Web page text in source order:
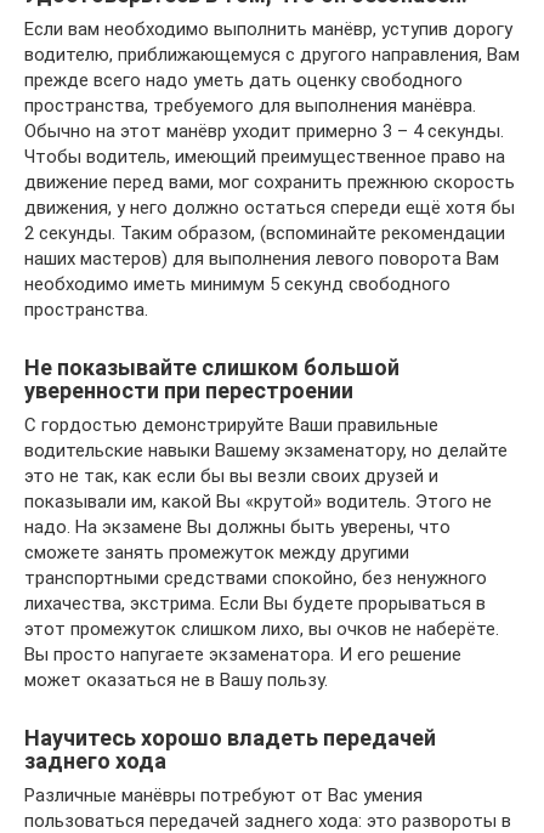
Если вам необходимо выполнить манёвр, уступив дорогу
водителю, приближающемуся с другого направления, Вам
прежде всего надо уметь дать оценку свободного
пространства, требуемого для выполнения манёвра.
Обычно на этот манёвр уходит примерно 3 – 4 секунды.
Чтобы водитель, имеющий преимущественное право на
движение перед вами, мог сохранить прежнюю скорость
движения, у него должно остаться спереди ещё хотя бы
2 секунды. Таким образом, (вспоминайте рекомендации
наших мастеров) для выполнения левого поворота Вам
необходимо иметь минимум 5 секунд свободного
пространства.
Не показывайте слишком большой
уверенности при перестроении
С гордостью демонстрируйте Ваши правильные
водительские навыки Вашему экзаменатору, но делайте
это не так, как если бы вы везли своих друзей и
показывали им, какой Вы «крутой» водитель. Этого не
надо. На экзамене Вы должны быть уверены, что
сможете занять промежуток между другими
транспортными средствами спокойно, без ненужного
лихачества, экстрима. Если Вы будете прорываться в
этот промежуток слишком лихо, вы очков не наберёте.
Вы просто напугаете экзаменатора. И его решение
может оказаться не в Вашу пользу.
Научитесь хорошо владеть передачей
заднего хода
Различные манёвры потребуют от Вас умения
пользоваться передачей заднего хода: это развороты в